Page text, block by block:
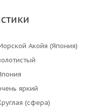
Акойя (Япония)
яркий
(сфера)